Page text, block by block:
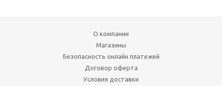
О компании
Магазины
Безопасность онлайн платежей
Договор оферта
Условия доставки